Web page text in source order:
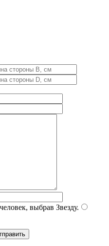
выбрав Звезду.